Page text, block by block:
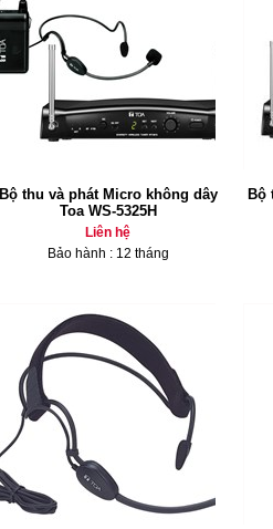
Bộ thu và phát Micro không dây
Toa WS-5325H
Liên hệ
Bảo hành : 12 tháng
Bộ